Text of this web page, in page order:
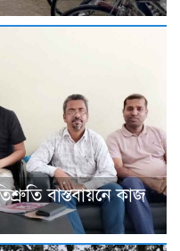
বাস্তবায়নে কাজ